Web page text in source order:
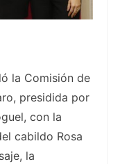
la Comisión de
presidida por
con la
cabildo Rosa
la